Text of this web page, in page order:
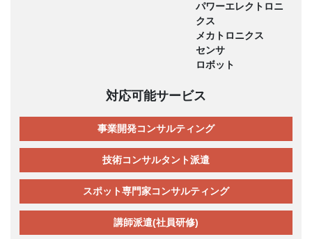
パワーエレクトロニ
クス
メカトロニクス
センサ
ロボット
対応可能サービス
事業開発コンサルティング
技術コンサルタント派遣
スポット専門家コンサルティング
講師派遣(社員研修)